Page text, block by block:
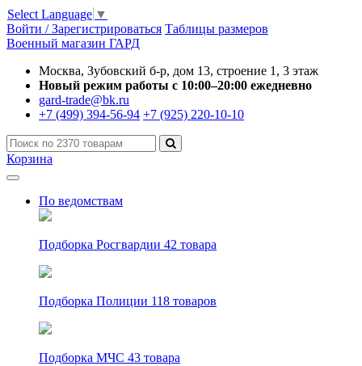
Select Language ▼
Войти / Зарегистрироваться Таблицы размеров
Военный магазин ГАРД
Москва, Зубовский б-р, дом 13, строение 1, 3 этаж
Новый режим работы с 10:00–20:00 ежедневно
gard-trade@bk.ru
+7 (499) 394-56-94 +7 (925) 220-10-10
Корзина
По ведомствам
Подборка Росгвардии 42 товара
Подборка Полиции 118 товаров
Подборка МЧС 43 товара